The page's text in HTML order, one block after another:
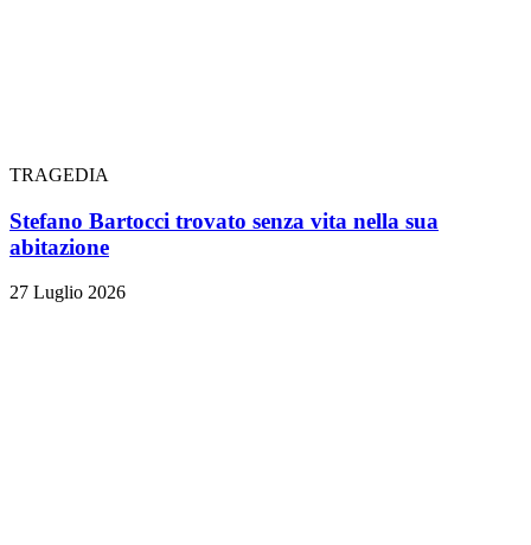
TRAGEDIA
Stefano Bartocci trovato senza vita nella sua
abitazione
27 Luglio 2026